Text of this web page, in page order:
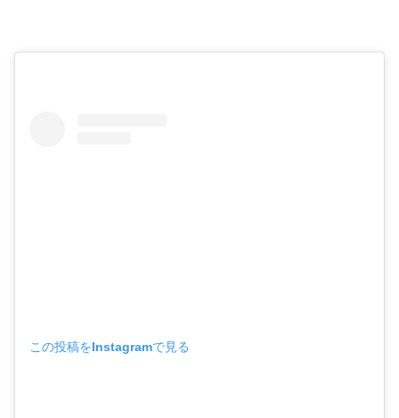
この投稿をInstagramで見る